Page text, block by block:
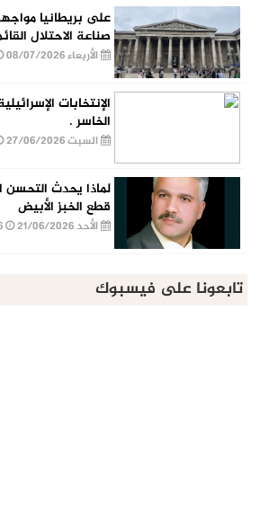
على بريطانيا
صناعة الاحتلال
الأربعاء 08/07/2026
الإنتخابات
الخاسر .
السبت 27/06/2026
لماذا يحدث التحسن
قطع الخبز الأبيض
الأحد 21/06/2026
تابعونا على فيسبوك